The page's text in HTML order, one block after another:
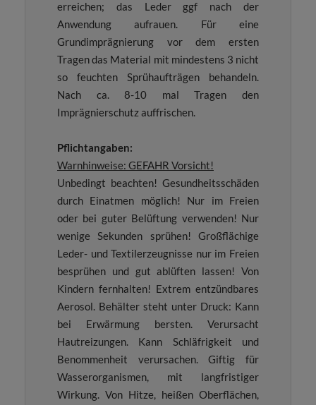
erreichen; das Leder ggf nach der
Anwendung aufrauen. Für eine
Grundimprägnierung vor dem ersten
Tragen das Material mit mindestens 3 nicht
so feuchten Sprühaufträgen behandeln.
Nach ca. 8-10 mal Tragen den
Imprägnierschutz auffrischen.
Pflichtangaben:
Warnhinweise: GEFAHR Vorsicht!
Unbedingt beachten! Gesundheitsschäden
durch Einatmen möglich! Nur im Freien
oder bei guter Belüftung verwenden! Nur
wenige Sekunden sprühen! Großflächige
Leder- und Textilerzeugnisse nur im Freien
besprühen und gut ablüften lassen! Von
Kindern fernhalten! Extrem entzündbares
Aerosol. Behälter steht unter Druck: Kann
bei Erwärmung bersten. Verursacht
Hautreizungen. Kann Schläfrigkeit und
Benommenheit verursachen. Giftig für
Wasserorganismen, mit langfristiger
Wirkung. Von Hitze, heißen Oberflächen,